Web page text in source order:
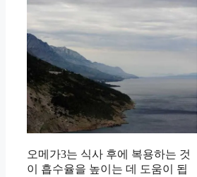
오메가3는 식사 후에 복용하는 것
이 흡수율을 높이는 데 도움이 됩